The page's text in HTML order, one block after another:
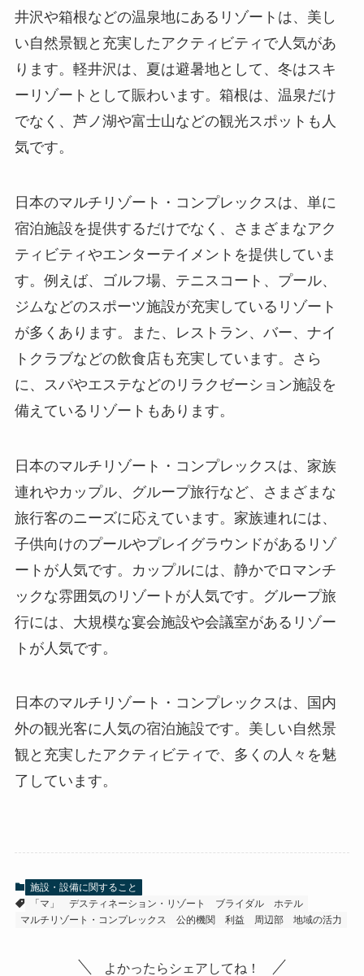
井沢や箱根などの温泉地にあるリゾートは、美し
い自然景観と充実したアクティビティで人気があ
ります。軽井沢は、夏は避暑地として、冬はスキ
ーリゾートとして賑わいます。箱根は、温泉だけ
でなく、芦ノ湖や富士山などの観光スポットも人
気です。
日本のマルチリゾート・コンプレックスは、単に
宿泊施設を提供するだけでなく、さまざまなアク
ティビティやエンターテイメントを提供していま
す。 例えば、ゴルフ場、テニスコート、プール、
ジムなどのスポーツ施設が充実しているリゾート
が多くあります。また、レストラン、バー、ナイ
トクラブなどの飲食店も充実しています。さら
に、スパやエステなどのリラクゼーション施設を
備えているリゾートもあります。
日本のマルチリゾート・コンプレックスは、家族
連れやカップル、グループ旅行など、さまざまな
旅行客のニーズに応えています。 家族連れには、
子供向けのプールやプレイグラウンドがあるリゾ
ートが人気です。カップルには、静かでロマンチ
ックな雰囲気のリゾートが人気です。グループ旅
行には、大規模な宴会施設や会議室があるリゾー
トが人気です。
日本のマルチリゾート・コンプレックスは、国内
外の観光客に人気の宿泊施設です。美しい自然景
観と充実したアクティビティで、多くの人々を魅
了しています。
施設・設備に関すること
「マ」
デスティネーション・リゾート ブライダル
ホテル
マルチリゾート・コンプレックス
公的機関 利益 周辺部 地域の活力
よかったらシェアしてね！